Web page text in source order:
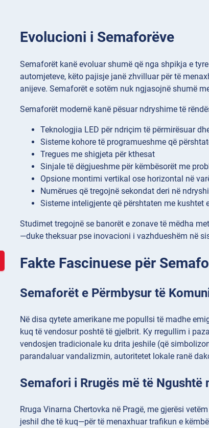
Evolucioni i Semaforëve
Semaforët kanë evoluar shumë që nga shpikja e
automjeteve, këto pajisje janë zhvilluar për të
anijeve. Semaforët e sotëm nuk ngjasojnë shumë
Semaforët modernë kanë pësuar ndryshime të
Teknologjia LED për ndriçim të përmirësuar
Sisteme kohore të programueshme që
Tregues me shigjeta për kthesat
Sinjale të dëgjueshme për këmbësorët me
Opsione montimi vertikal ose horizontal në
Numërues që tregojnë sekondat deri në
Sisteme inteligjente që përshtaten me kushtet
Studimet tregojnë se banorët e zonave të mëdha
—duke theksuar pse inovacioni i vazhdueshëm në
Fakte Fascinuese për
Semaforët e Përmbysur të
Në disa qytete amerikane me popullsi të madhe
kuq të vendosur poshtë të gjelbrit. Ky rregullim i
vendosjen tradicionale ku drita jeshile (që
parandaluar vandalizmin, autoritetet lokale ranë
Semafori i Rrugës më të Ngushtë
Rruga Vinarna Chertovka në Pragë, me gjerësi
jeshil dhe të kuq—për të menaxhuar trafikun e